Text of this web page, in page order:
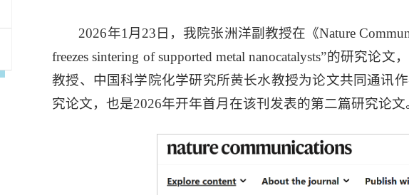
2026年1月23日，我院张洲洋副教授在《Nature
freezes sintering of supported metal nanocatalysts”的研究
教授、中国科学院化学研究所黄长水教授为论文共同通讯
究论文，也是2026年开年首月在该刊发表的第二篇研究论文